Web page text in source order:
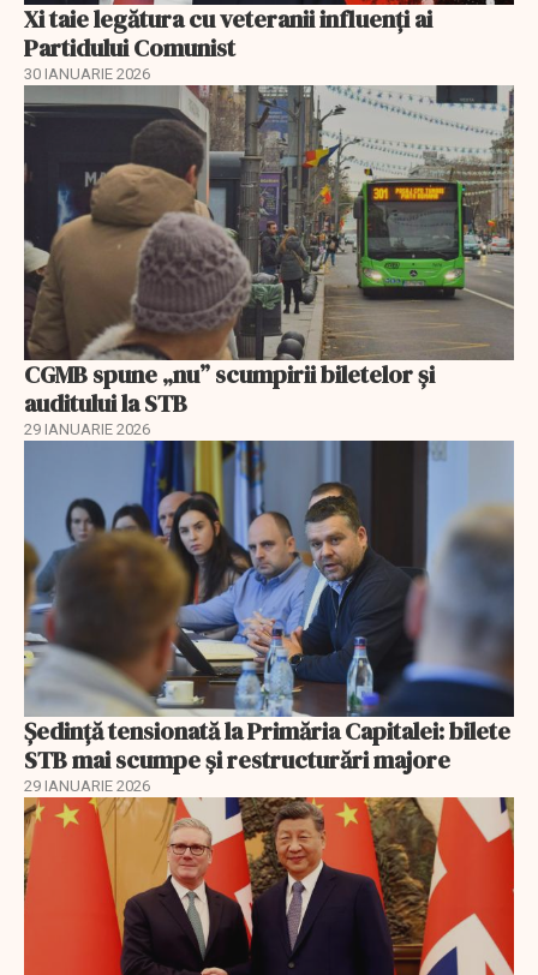
Xi taie legătura cu veteranii influenți ai
Partidului Comunist
30 IANUARIE 2026
CGMB spune „nu” scumpirii biletelor și
auditului la STB
29 IANUARIE 2026
Ședință tensionată la Primăria Capitalei: bilete
STB mai scumpe și restructurări majore
29 IANUARIE 2026